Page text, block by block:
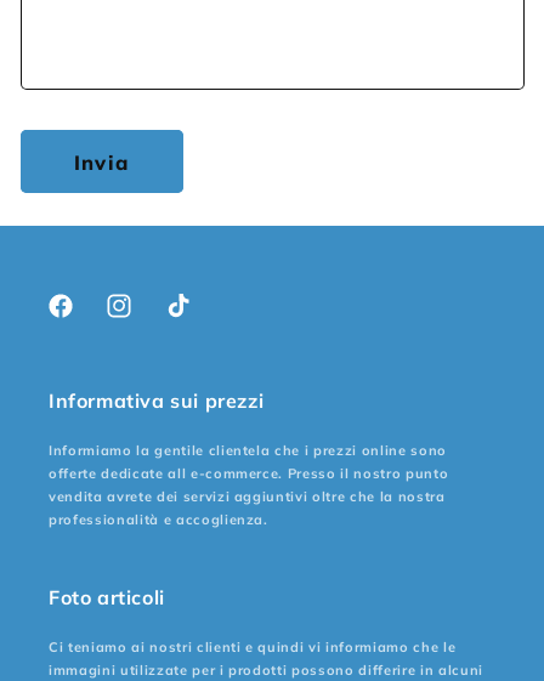
Invia
FacebookInstagramTikTok
Informativa sui prezzi
Informiamo la gentile clientela che i prezzi online sono
offerte dedicate all e-commerce. Presso il nostro punto
vendita avrete dei servizi aggiuntivi oltre che la nostra
professionalità e accoglienza.
Foto articoli
Ci teniamo ai nostri clienti e quindi vi informiamo che le
immagini utilizzate per i prodotti possono differire in alcuni